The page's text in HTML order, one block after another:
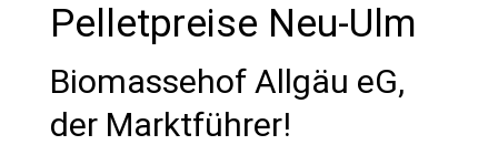
Pelletpreise Neu-Ulm
Biomassehof Allgäu eG,
der Marktführer!